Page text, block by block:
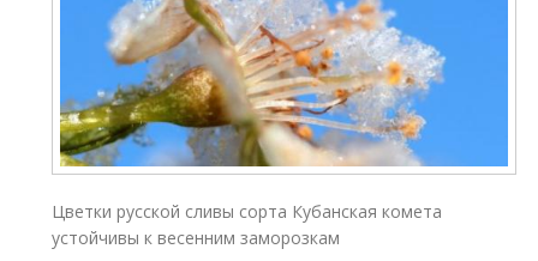
Цветки русской сливы сорта Кубанская комета
устойчивы к весенним заморозкам